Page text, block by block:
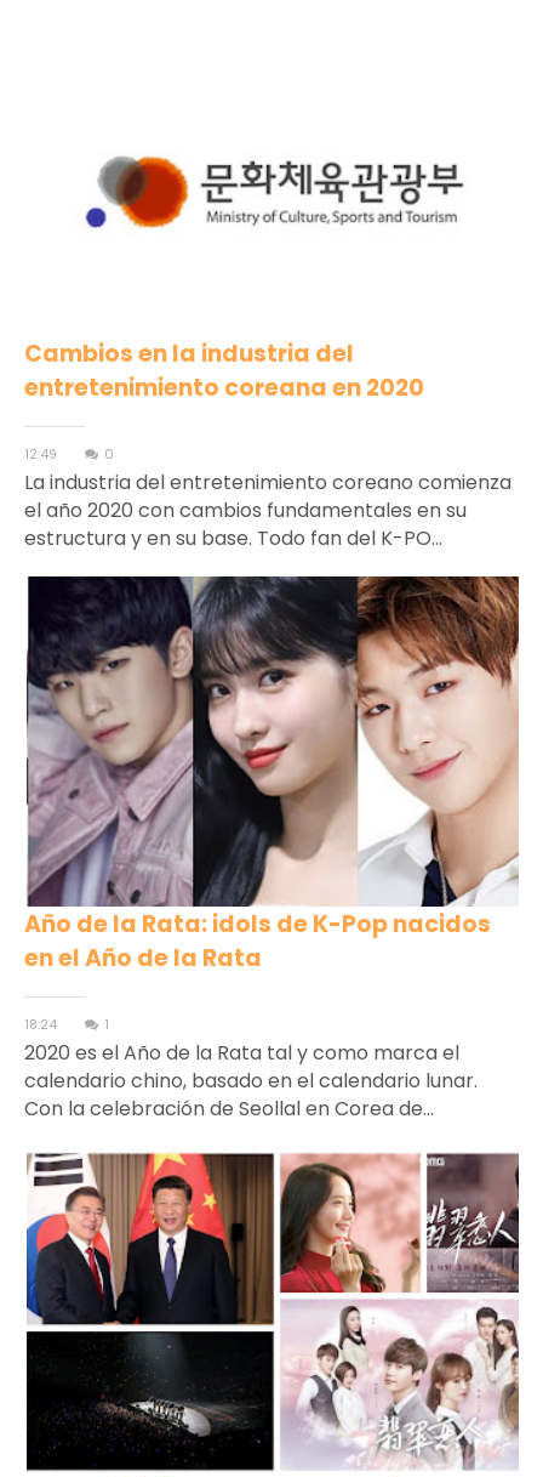
Cambios en la industria del
entretenimiento coreana en 2020
12:49 0
La industria del entretenimiento coreano comienza
el año 2020 con cambios fundamentales en su
estructura y en su base. Todo fan del K-PO...
Año de la Rata: idols de K-Pop nacidos
en el Año de la Rata
18:24 1
2020 es el Año de la Rata tal y como marca el
calendario chino, basado en el calendario lunar.
Con la celebración de Seollal en Corea de...